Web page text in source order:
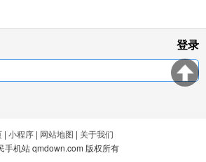
登录
| 小程序| 网站地图 | 关于我们
手机站 qmdown.com 版权所有